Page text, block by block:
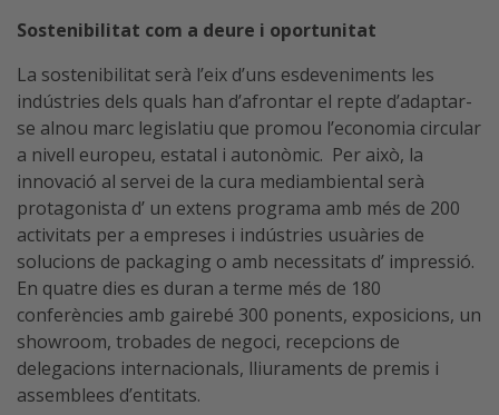
Sostenibilitat com a deure i oportunitat
La sostenibilitat serà l’eix d’uns esdeveniments les
indústries dels quals han d’afrontar el repte d’adaptar-
se alnou marc legislatiu que promou l’economia circular
a nivell europeu, estatal i autonòmic. Per això, la
innovació al servei de la cura mediambiental serà
protagonista d’ un extens programa amb més de 200
activitats per a empreses i indústries usuàries de
solucions de packaging o amb necessitats d’ impressió.
En quatre dies es duran a terme més de 180
conferències amb gairebé 300 ponents, exposicions, un
showroom, trobades de negoci, recepcions de
delegacions internacionals, lliuraments de premis i
assemblees d’entitats.